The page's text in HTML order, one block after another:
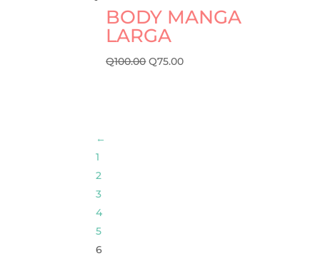
BODY MANGA
LARGA
Q100.00 Q75.00
←
1
2
3
4
5
6